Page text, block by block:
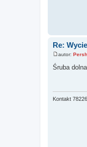
Re:
o
s
autor:
Śruba
Kontakt